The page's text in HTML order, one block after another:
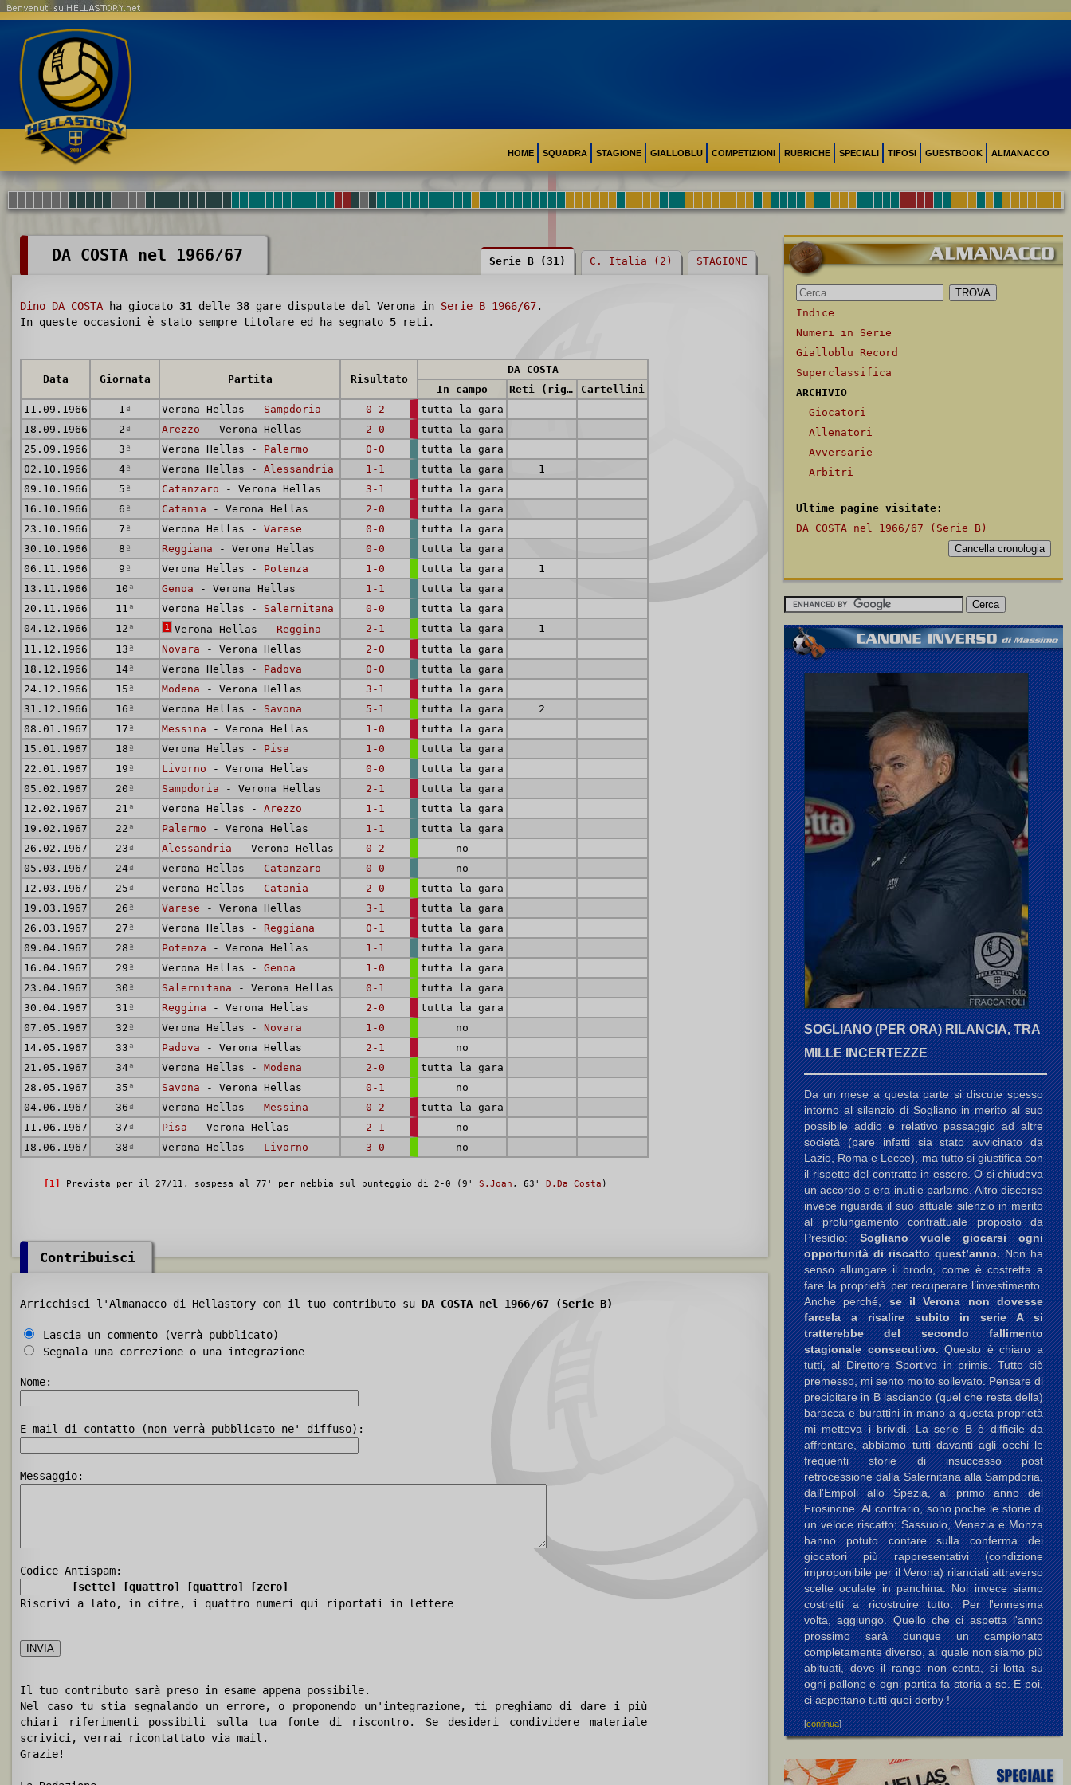
HOME SQUADRA STAGIONE GIALLOBLU COMPETIZIONI RUBRICHE SPECIALI TIFOSI GUESTBOOK ALMANACCO
Benvenuti su HELLASTORY.net
DA COSTA nel 1966/67 Serie B (31) C. Italia (2) STAGIONE
Dino DA COSTA ha giocato 31 delle 38 gare disputate dal Verona in Serie B 1966/67.
In queste occasioni è stato sempre titolare ed ha segnato 5 reti.
Data Giornata Partita Risultato
DA COSTA
In campo
Reti (rig.)
Cartellini
11.09.1966
1 ª Verona Hellas - Sampdoria 0-2
tutta la gara
18.09.1966
2 ª Arezzo - Verona Hellas 2-0
tutta la gara
25.09.1966
3 ª Verona Hellas - Palermo 0-0
tutta la gara
02.10.1966
4ª Verona Hellas - Alessandria 1-1 tutta la gara
1
09.10.1966
5 ª Catanzaro - Verona Hellas 3-1
tutta la gara
16.10.1966
6 ª Catania - Verona Hellas 2-0
tutta la gara
23.10.1966
7 ª Verona Hellas - Varese 0-0
tutta la gara
30.10.1966
8 ª Reggiana - Verona Hellas 0-0
tutta la gara
06.11.1966
9 ª Verona Hellas - Potenza 1-0 tutta la gara
1
13.11.1966
10 ª Genoa - Verona Hellas 1-1
tutta la gara
20.11.1966
11 ª Verona Hellas - Salernitana 0-0
tutta la gara
04.12.1966
12 ª 1 Verona Hellas - Reggina 2-1 tutta la gara
1
11.12.1966
13 ª Novara - Verona Hellas 2-0
tutta la gara
18.12.1966
14ª Verona Hellas - Padova 0-0
tutta la gara
24.12.1966
15 ª Modena - Verona Hellas 3-1
tutta la gara
31.12.1966
16 ª Verona Hellas - Savona 5-1 tutta la gara
2
08.01.1967
17 ª Messina - Verona Hellas 1-0
tutta la gara
15.01.1967
18 ª Verona Hellas - Pisa 1-0
tutta la gara
22.01.1967
19 ª Livorno - Verona Hellas 0-0
tutta la gara
05.02.1967
20 ª Sampdoria - Verona Hellas 2-1
tutta la gara
12.02.1967
21 ª Verona Hellas - Arezzo 1-1
tutta la gara
19.02.1967
22 ª Palermo - Verona Hellas 1-1
tutta la gara
26.02.1967
23 ª Alessandria - Verona Hellas 0-2
no
05.03.1967
24ª Verona Hellas - Catanzaro 0-0
no
12.03.1967
25 ª Verona Hellas - Catania 2-0
tutta la gara
19.03.1967
26 ª Varese - Verona Hellas 3-1
tutta la gara
26.03.1967
27 ª Verona Hellas - Reggiana 0-1
tutta la gara
09.04.1967
28 ª Potenza - Verona Hellas 1-1
tutta la gara
16.04.1967
29 ª Verona Hellas - Genoa 1-0
tutta la gara
23.04.1967
30 ª Salernitana - Verona Hellas 0-1
tutta la gara
30.04.1967
31 ª Reggina - Verona Hellas 2-0
tutta la gara
07.05.1967
32 ª Verona Hellas - Novara 1-0
no
14.05.1967
33 ª Padova - Verona Hellas 2-1
no
21.05.1967
34ª Verona Hellas - Modena 2-0
tutta la gara
28.05.1967
35 ª Savona - Verona Hellas 0-1
no
04.06.1967
36 ª Verona Hellas - Messina 0-2
tutta la gara
11.06.1967
37 ª Pisa - Verona Hellas 2-1
no
18.06.1967
38 ª Verona Hellas - Livorno 3-0 no
[1] Prevista per il 27/11, sospesa al 77' per nebbia sul punteggio di 2-0 (9' S.Joan , 63' D.Da Costa )
Contribuisci
Arricchisci l'Almanacco di Hellastory con il tuo contributo su DA COSTA nel 1966/67 (Serie B)
Lascia un commento (verrà pubblicato)
Segnala una correzione o una integrazione
Nome:
E-mail di contatto (non verrà pubblicato ne' diffuso):
Messaggio:
Codice Antispam:
[sette]
[quattro] [quattro]
[zero]
Riscrivi a lato, in cifre, i quattro numeri qui riportati in lettere
Il tuo contributo sarà preso in esame appena possibile.
Nel caso tu stia segnalando un errore, o proponendo un'integrazione, ti preghiamo di dare i più
chiari riferimenti possibili sulla tua fonte di riscontro. Se desideri condividere materiale
scrivici, verrai ricontattato via mail.
Grazie!
Indice
Numeri in Serie
Gialloblu Record
Superclassifica
ARCHIVIO
Giocatori
Allenatori
Avversarie
Arbitri
Ultime pagine visitate:
DA COSTA nel 1966/67 (Serie B)
SOGLIANO (PER ORA) RILANCIA, TRA
MILLE INCERTEZZE
Da un mese a questa parte si discute spesso
intorno al silenzio di Sogliano in merito al suo
possibile addio e relativo passaggio ad altre
società (pare infatti sia stato avvicinato da
Lazio, Roma e Lecce), ma tutto si giustifica con
il rispetto del contratto in essere. O si chiudeva
un accordo o era inutile parlarne. Altro discorso
invece riguarda il suo attuale silenzio in merito
al prolungamento contrattuale proposto da
Presidio:Sogliano vuole giocarsi ogni
opportunità di riscatto quest’anno.Non ha
senso allungare il brodo, come è costretta a
fare la proprietà per recuperare l’investimento.
Anche perché,se il Verona non dovesse
farcela a risalire subito in serie A si
tratterebbe del secondo fallimento
stagionale consecutivo.Questo è chiaro a
tutti, al Direttore Sportivo in primis. Tutto ciò
premesso, mi sento molto sollevato. Pensare di
precipitare in B lasciando (quel che resta della)
baracca e burattini in mano a questa proprietà
mi metteva i brividi. La serie B è difficile da
affrontare, abbiamo tutti davanti agli occhi le
frequenti storie di insuccesso post
retrocessione dalla Salernitana alla Sampdoria,
dall'Empoli allo Spezia, al primo anno del
Frosinone. Al contrario, sono poche le storie di
un veloce riscatto; Sassuolo, Venezia e Monza
hanno potuto contare sulla conferma dei
giocatori più rappresentativi (condizione
improponibile per il Verona) rilanciati attraverso
scelte oculate in panchina. Noi invece siamo
costretti a ricostruire tutto. Per l'ennesima
volta, aggiungo. Quello che ci aspetta l'anno
prossimo sarà dunque un campionato
completamente diverso, al quale non siamo più
abituati, dove il rango non conta, si lotta su
ogni pallone e ogni partita fa storia a se. E poi,
ci aspettano tutti quei derby !
[continua]